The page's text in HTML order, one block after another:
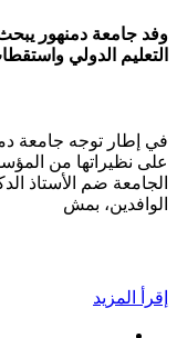
وفد جامعة دمنهور يبحث
التعليم الدولي
في إطار توجه جامعة
على نظيراتها من
الجامعة ضم الأستاذ
الوافدين، بمش
إقرأ المزيد